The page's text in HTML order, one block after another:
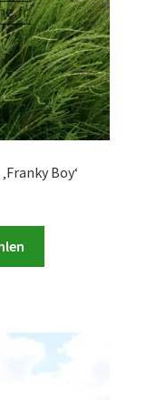
Boy‘
auf.
Die